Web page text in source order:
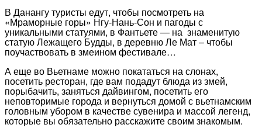
В Данангу туристы едут, чтобы посмотреть на
«Мраморные горы» Нгу-Нань-Сон и пагоды с
уникальными статуями, в Фантьете — на знаменитую
статую Лежащего Будды, в деревню Ле Мат – чтобы
поучаствовать в змеином фестивале…
А еще во Вьетнаме можно покататься на слонах,
посетить ресторан, где вам подадут блюда из змей,
порыбачить, заняться дайвингом, посетить его
неповторимые города и вернуться домой с вьетнамским
головным убором в качестве сувенира и массой легенд,
которые вы обязательно расскажите своим знакомым.